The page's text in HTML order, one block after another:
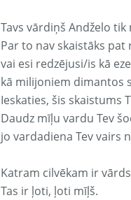
Tavs vārdiņš Andželo tik
Par to nav skaistāks pat
vai esi redzējusi/is kā
kā milijoniem dimantos
Ieskaties, šis skaistums
Daudz mīļu vardu Tev
jo vardadiena Tev vairs
Katram cilvēkam ir
Tas ir ļoti, ļoti mīļš.